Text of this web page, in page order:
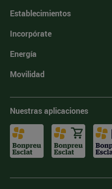
Establecimientos
Incorpórate
Energía
Movilidad
Nuestras aplicaciones